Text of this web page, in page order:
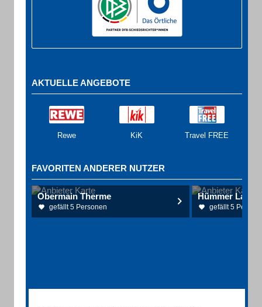
AKTUELLE ANGEBOTE
Rewe KiK Travel FREE
FAVORITEN ANDERER NUTZER
Obermain Therme
gefällt 5 Personen
Hümmer
gefällt 5